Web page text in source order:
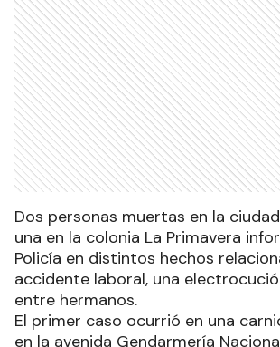
Dos personas muertas en la
una en la colonia La Primavera
Policía en distintos hechos
accidente laboral, una
entre hermanos.
El primer caso ocurrió en una
en la avenida Gendarmería